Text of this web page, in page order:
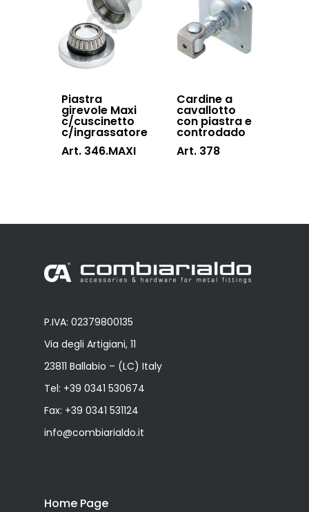
Piastra
girevole Maxi
c/cuscinetto
c/ingrassatore
Art. 346.MAXI
Cardine a
cavallotto
con piastra e
controdado
Art. 378
P.IVA: 02379800135
Via degli Artigiani, 11
23811 Ballabio – (LC) Italy
Tel: +39 0341 530674
Fax: +39 0341 531124
info@combiarialdo.it
Home Page